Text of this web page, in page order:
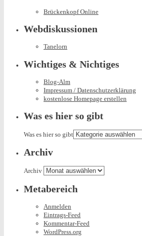
Brückenkopf Online
Webdiskussionen
Tanelorn
Wichtiges & Nichtiges
Blog-Alm
Impressum / Datenschutzerklärung
kostenlose Homepage erstellen
Was es hier so gibt
Was es hier so gibt
Archiv
Archiv
Metabereich
Anmelden
Eintrags-Feed
Kommentar-Feed
WordPress.org